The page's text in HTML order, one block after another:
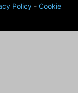
Policy- Cookie